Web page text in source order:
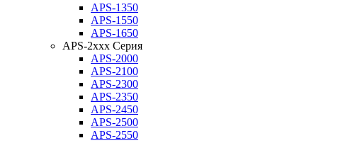
APS-1350
APS-1550
APS-1650
APS-2xxx Серия
APS-2000
APS-2100
APS-2300
APS-2350
APS-2450
APS-2500
APS-2550